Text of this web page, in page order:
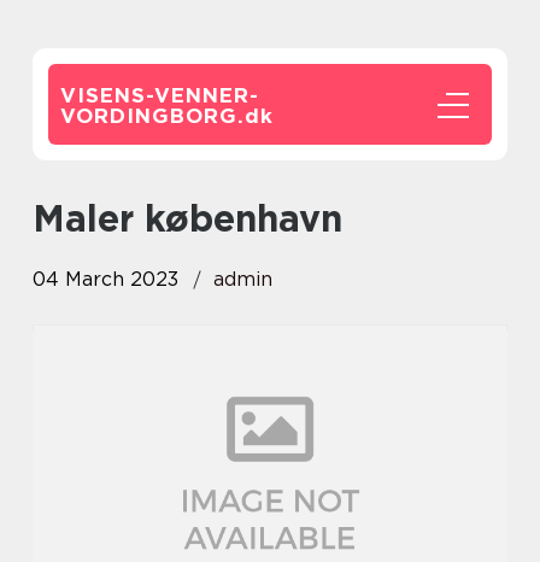
VISENS-VENNER-
VORDINGBORG.dk
maler københavn
04 March 2023 admin